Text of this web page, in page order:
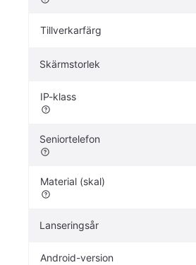
Tillverkarfärg
Skärmstorlek
IP-klass
Seniortelefon
Material (skal)
Lanseringsår
Android-version